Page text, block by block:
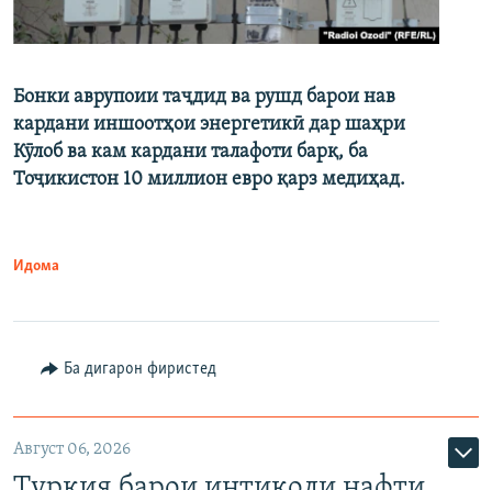
Бонки аврупоии таҷдид ва рушд барои нав
кардани иншоотҳои энергетикӣ дар шаҳри
Кӯлоб ва кам кардани талафоти барқ, ба
Тоҷикистон 10 миллион евро қарз медиҳад.
Идома
Ба дигарон фиристед
Август 06, 2026